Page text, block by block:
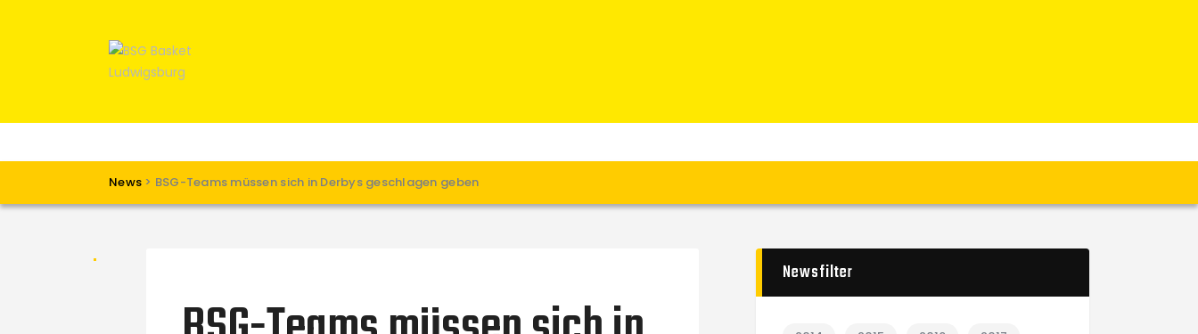
News > BSG-Teams müssen sich in Derbys geschlagen geben
Spielbetrieb
Unterstützen
Newsfilter